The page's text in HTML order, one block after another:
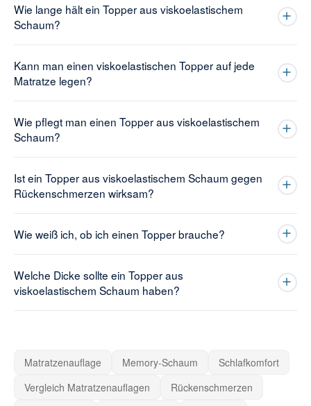
Wie lange hält ein Topper aus viskoelastischem
Schaum?
Kann man einen viskoelastischen Topper auf jede
Matratze legen?
Wie pflegt man einen Topper aus viskoelastischem
Schaum?
Ist ein Topper aus viskoelastischem Schaum gegen
Rückenschmerzen wirksam?
Wie weiß ich, ob ich einen Topper brauche?
Welche Dicke sollte ein Topper aus
viskoelastischem Schaum haben?
Matratzenauflage Memory-Schaum
Schlafkomfort
Vergleich Matratzenauflagen
Rückenschmerzen